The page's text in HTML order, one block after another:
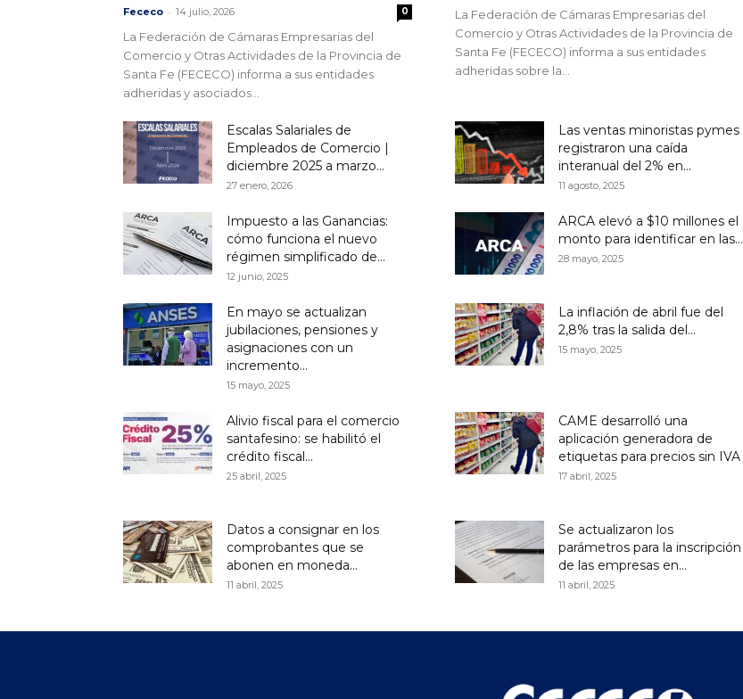
Fececo - 14 julio, 2026 0
La Federación de Cámaras Empresarias del
Comercio y Otras Actividades de la Provincia de
Santa Fe (FECECO) informa a sus entidades
adheridas y asociados...
La Federación de Cámaras Empresarias del
Comercio y Otras Actividades de la Provincia de
Santa Fe (FECECO) informa a sus entidades
adheridas sobre la...
Escalas Salariales de
Empleados de Comercio |
diciembre 2025 a marzo...
27 enero, 2026
Las ventas minoristas pymes
registraron una caída
interanual del 2% en...
11 agosto, 2025
Impuesto a las Ganancias:
cómo funciona el nuevo
régimen simplificado de...
12 junio, 2025
ARCA elevó a $10 millones el
monto para identificar en las...
28 mayo, 2025
En mayo se actualizan
jubilaciones, pensiones y
asignaciones con un
incremento...
15 mayo, 2025
La inflación de abril fue del
2,8% tras la salida del...
15 mayo, 2025
Alivio fiscal para el comercio
santafesino: se habilitó el
crédito fiscal...
25 abril, 2025
CAME desarrolló una
aplicación generadora de
etiquetas para precios sin IVA
17 abril, 2025
Datos a consignar en los
comprobantes que se
abonen en moneda...
11 abril, 2025
Se actualizaron los
parámetros para la inscripción
de las empresas en...
11 abril, 2025